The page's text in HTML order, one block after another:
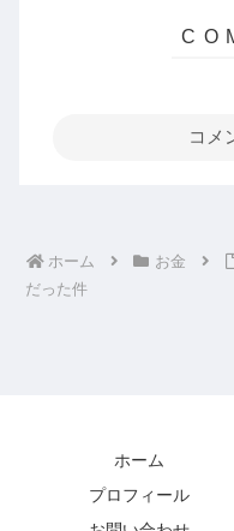
コメ
ホーム お金
だった件
ホーム
プロフィール